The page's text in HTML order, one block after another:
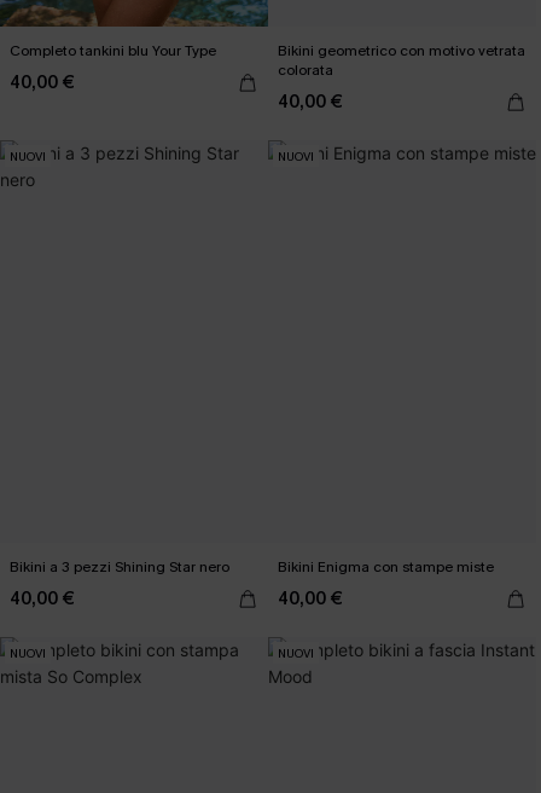
Completo tankini blu Your Type
40,00 €
Bikini geometrico con motivo vetrata
colorata
40,00 €
NUOVI
Bikini a 3 pezzi Shining Star nero
40,00 €
NUOVI
Bikini Enigma con stampe miste
40,00 €
NUOVI NUOVI